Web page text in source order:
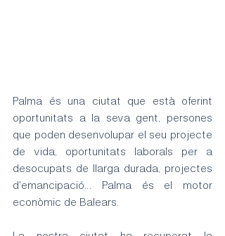
Palma és una ciutat que està oferint
oportunitats a la seva gent, persones
que poden desenvolupar el seu projecte
de vida, oportunitats laborals per a
desocupats de llarga durada, projectes
d'emancipació… Palma és el motor
econòmic de Balears.